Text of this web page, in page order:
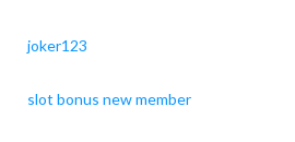
joker123
slot bonus new member